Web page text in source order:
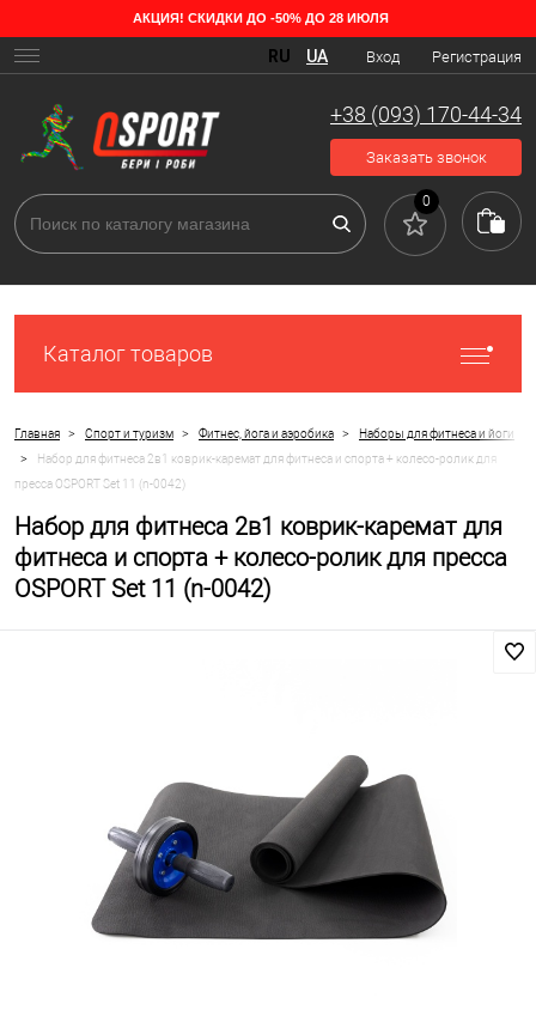
АКЦИЯ! СКИДКИ ДО -50% ДО 28 ИЮЛЯ
Вход Регистрация
RU UA
+38 (093) 170-44-34
Заказать звонок
0
Каталог товаров
Главная > Спорт и туризм > Фитнес, йога и аэробика > Наборы для фитнеса и йоги
>
Набор для фитнеса 2в1 коврик-каремат для фитнеса и спорта + колесо-ролик для
пресса OSPORT Set 11 (n-0042)
Набор для фитнеса 2в1 коврик-каремат для
фитнеса и спорта + колесо-ролик для пресса
OSPORT Set 11 (n-0042)